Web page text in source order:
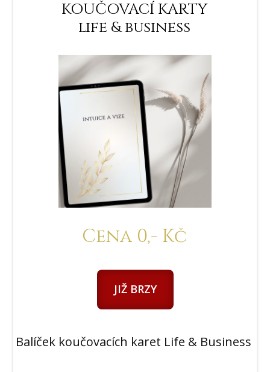
KOUČOVACÍ KARTY
life & business
Cena 0,- Kč
JIŽ BRZY
Balíček koučovacích karet Life & Business